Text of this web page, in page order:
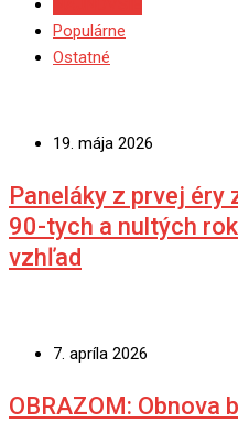
Populárne
Ostatné
19. mája 2026
Paneláky z prvej
90-tych a nultých
vzhľad
7. apríla 2026
OBRAZOM: Obnova